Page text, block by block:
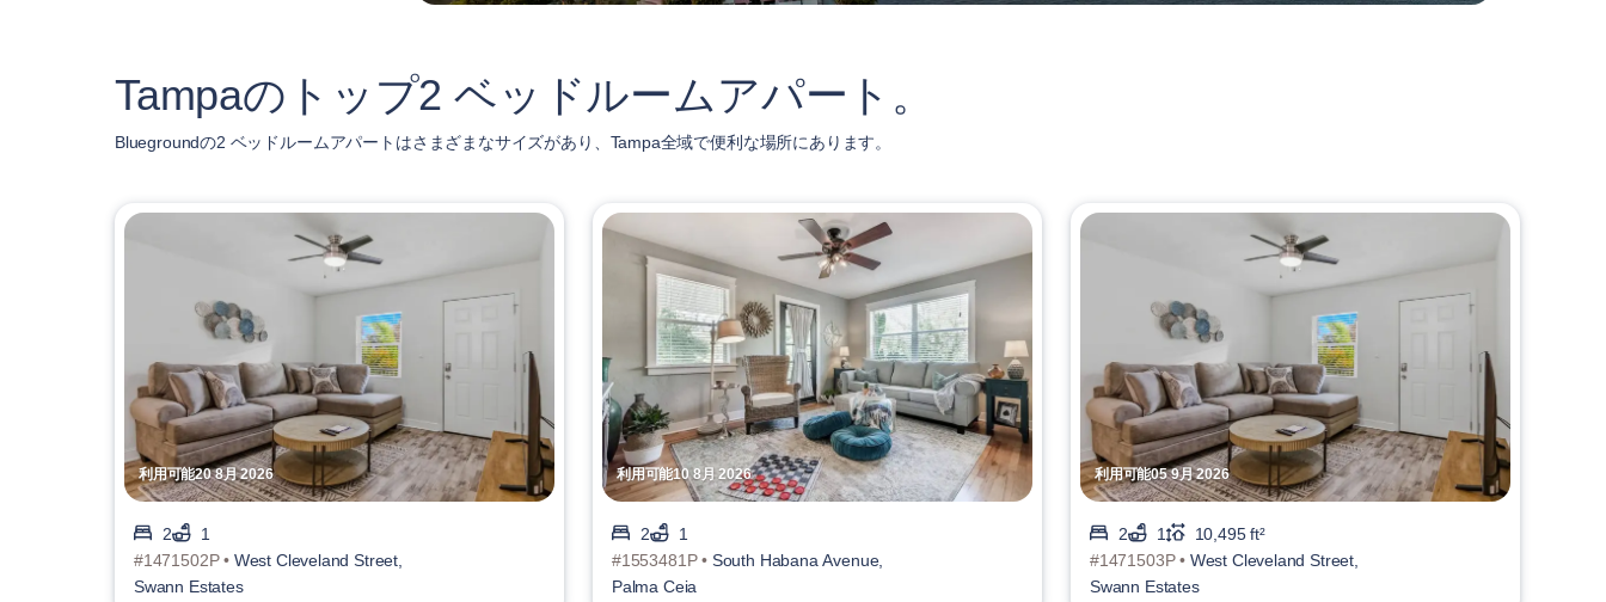
Tampaのトップ2 ベッドルームアパート。
Bluegroundの2 ベッドルームアパートはさまざまなサイズがあり、Tampa全域で便利な場所にあります。
利用可能20 8月 2026
2
1
#1471502P • West Cleveland Street,
Swann Estates
利用可能10 8月 2026
2
1
#1553481P • South Habana Avenue,
Palma Ceia
利用可能05 9月 2026
2 1
10,495 ft²
#1471503P • West Cleveland Street,
Swann Estates